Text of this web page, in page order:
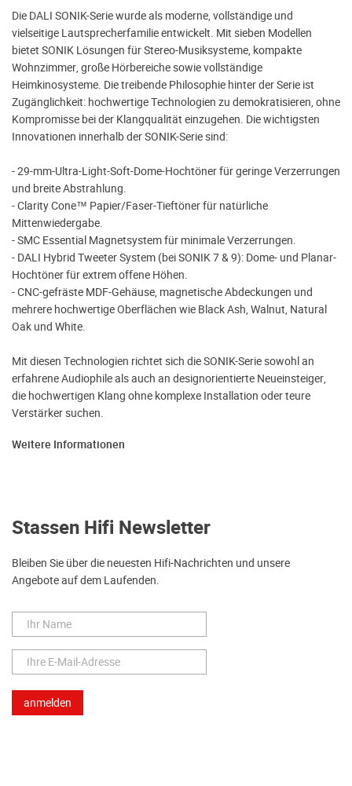
Die DALI SONIK-Serie wurde als moderne, vollständige und
vielseitige Lautsprecherfamilie entwickelt. Mit sieben Modellen
bietet SONIK Lösungen für Stereo-Musiksysteme, kompakte
Wohnzimmer, große Hörbereiche sowie vollständige
Heimkinosysteme. Die treibende Philosophie hinter der Serie ist
Zugänglichkeit: hochwertige Technologien zu demokratisieren, ohne
Kompromisse bei der Klangqualität einzugehen. Die wichtigsten
Innovationen innerhalb der SONIK-Serie sind:
- 29-mm-Ultra-Light-Soft-Dome-Hochtöner für geringe Verzerrungen
und breite Abstrahlung.
- Clarity Cone™ Papier/Faser-Tieftöner für natürliche
Mittenwiedergabe.
- SMC Essential Magnetsystem für minimale Verzerrungen.
- DALI Hybrid Tweeter System (bei SONIK 7 & 9): Dome- und Planar-
Hochtöner für extrem offene Höhen.
- CNC-gefräste MDF-Gehäuse, magnetische Abdeckungen und
mehrere hochwertige Oberflächen wie Black Ash, Walnut, Natural
Oak und White.
Mit diesen Technologien richtet sich die SONIK-Serie sowohl an
erfahrene Audiophile als auch an designorientierte Neueinsteiger,
die hochwertigen Klang ohne komplexe Installation oder teure
Verstärker suchen.
Weitere Informationen
Stassen Hifi Newsletter
Bleiben Sie über die neuesten Hifi-Nachrichten und unsere
Angebote auf dem Laufenden.